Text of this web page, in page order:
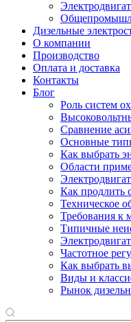
Дизельные
О компании
Производство
Оплата и доставка
Контакты
Блог
Роль систем
Сравнение
Основные
Как выбрать
Области
Как продлить
Техническое
Требования к
Типичные
Частотное
Как выбрать
Виды и
Рынок